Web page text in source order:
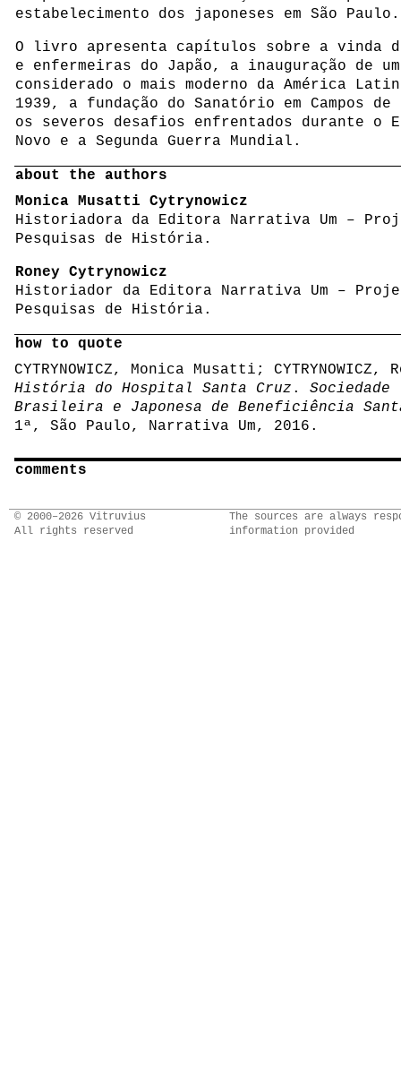
estabelecimento dos japoneses em São Paulo.
O livro apresenta capítulos sobre a vinda
e enfermeiras do Japão, a inauguração de
considerado o mais moderno da América
1939, a fundação do Sanatório em Campos de
os severos desafios enfrentados durante o
Novo e a Segunda Guerra Mundial.
about the authors
Monica Musatti Cytrynowicz
Historiadora da Editora Narrativa Um –
Pesquisas de História.
Roney Cytrynowicz
Historiador da Editora Narrativa Um –
Pesquisas de História.
how to quote
CYTRYNOWICZ, Monica Musatti; CYTRYNOWICZ,
História do Hospital Santa Cruz . Sociedade
Brasileira e Japonesa de Beneficiência
1ª, São Paulo, Narrativa Um, 2016.
comments
© 2000–2026 Vitruvius
All rights reserved
The sources are always
information provided